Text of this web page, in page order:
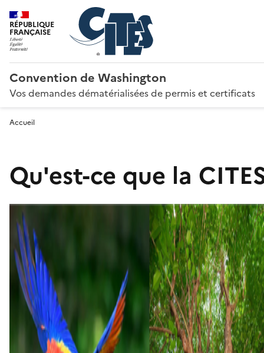
RÉPUBLIQUE
FRANÇAISE
Convention de Washington
Vos demandes dématérialisées de permis et certificats
Accueil
Qu'est-ce que la